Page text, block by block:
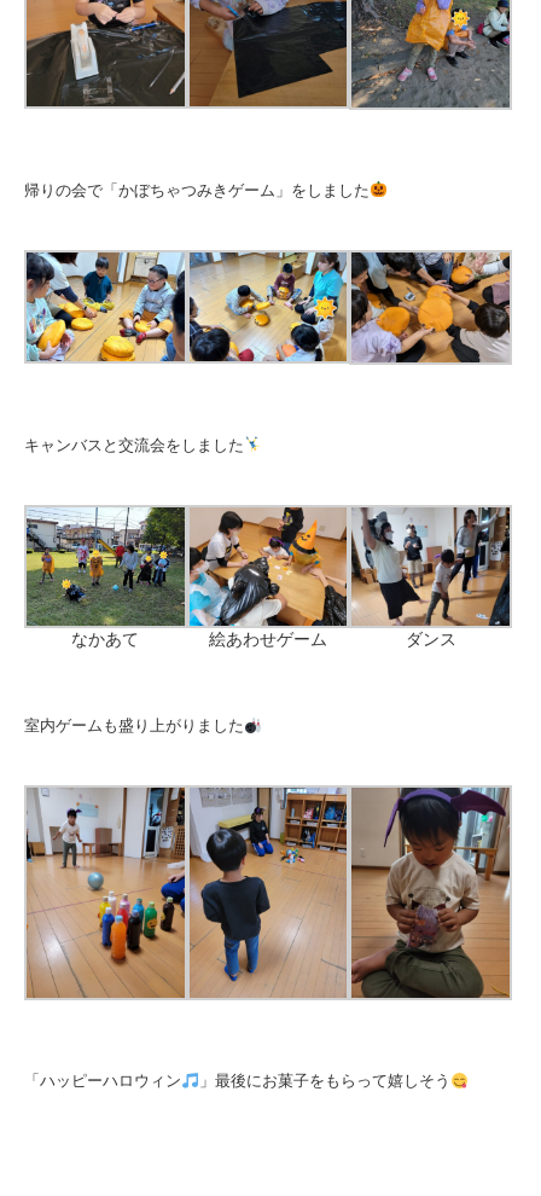
帰りの会で「かぼちゃつみきゲーム」をしました
キャンバスと交流会をしました
なかあて 絵あわせゲーム ダンス
室内ゲームも盛り上がりました
「ハッピーハロウィン 」最後にお菓子をもらって嬉しそう